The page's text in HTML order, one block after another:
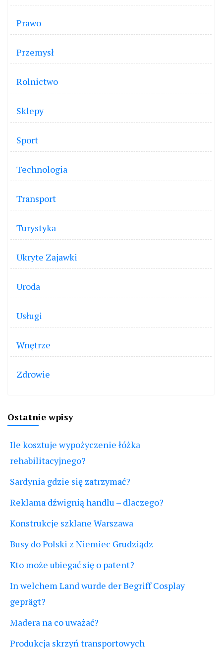
Prawo
Przemysł
Rolnictwo
Sklepy
Sport
Technologia
Transport
Turystyka
Ukryte Zajawki
Uroda
Usługi
Wnętrze
Zdrowie
Ostatnie wpisy
Ile kosztuje wypożyczenie łóżka
rehabilitacyjnego?
Sardynia gdzie się zatrzymać?
Reklama dźwignią handlu – dlaczego?
Konstrukcje szklane Warszawa
Busy do Polski z Niemiec Grudziądz
Kto może ubiegać się o patent?
In welchem Land wurde der Begriff Cosplay
geprägt?
Madera na co uważać?
Produkcja skrzyń transportowych